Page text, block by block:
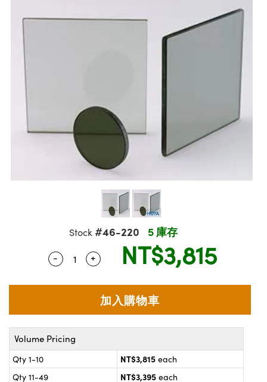
| 繞射光柵
| 光學組装
Components | SCHOTT 光學
| 紅外線光學產品
| 光纖
Sputtering) Coated Optics |
濺鍍）鍍膜光學元件
Elements (DOE) | 繞射光學
Shaping | 雷射光束整形
| 雷射分光鏡
| 雷射顯微鏡
| 雷射偏光片
| 光圈類
Objectives | 有限共軛物鏡
| 反射物鏡
Objectives
|顯微鏡照明
體視顯微鏡系統
| 顯微鏡標靶
Stage Micrometers | 刻劃板或鏡
Mechanics | 顯微鏡用結構件
and Couplers | 中繼鏡或耦合鏡
Microscopes | 袖珍顯微鏡
| 實驗室和生產線
and Advanced
| 影視製作和高級攝影
| Basler 相機
Cameras | IDS 相機
| Pixelink 相機
and Optomechanics | 相
| 模擬相機
| 光譜儀
Roughness Standards | 表面
度標準
Tools | 量測工具
Components | 主動光學元件
Accessories | UV固化設備
| 雷射防護
裝置
Microscopy
Tomography
Optical Company
and Detection
Production
| 清倉照明
Targets
and Detection
| 重新認證照明
Targets
and Detection
and Production | 重新認證實
用品
Stock #46-220 5 庫存
Quantity Selector
- Use the plus and minus buttons to
+ NT$3,815
Volume Pricing
Qty 1-10 NT$3,815 each
Qty 11-49
NT$3,395 each